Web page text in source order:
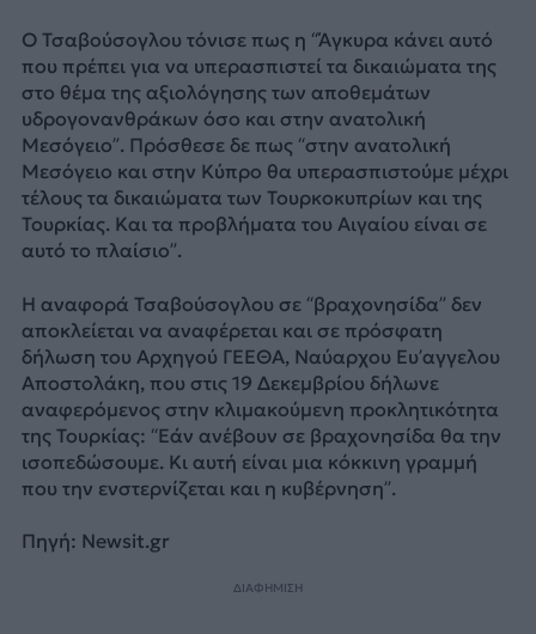
Ο Τσαβούσογλου τόνισε πως η “Άγκυρα κάνει αυτό
που πρέπει για να υπερασπιστεί τα δικαιώματα της
στο θέμα της αξιολόγησης των αποθεμάτων
υδρογονανθράκων όσο και στην ανατολική
Μεσόγειο”. Πρόσθεσε δε πως “στην ανατολική
Μεσόγειο και στην Κύπρο θα υπερασπιστούμε μέχρι
τέλους τα δικαιώματα των Τουρκοκυπρίων και της
Τουρκίας. Και τα προβλήματα του Αιγαίου είναι σε
αυτό το πλαίσιο”.
Η αναφορά Τσαβούσογλου σε “βραχονησίδα” δεν
αποκλείεται να αναφέρεται και σε πρόσφατη
δήλωση του Αρχηγού ΓΕΕΘΑ, Ναύαρχου Ευ’αγγελου
Αποστολάκη, που στις 19 Δεκεμβρίου δήλωνε
αναφερόμενος στην κλιμακούμενη προκλητικότητα
της Τουρκίας: “Εάν ανέβουν σε βραχονησίδα θα την
ισοπεδώσουμε. Κι αυτή είναι μια κόκκινη γραμμή
που την ενστερνίζεται και η κυβέρνηση”.
Πηγή: Newsit.gr
ΔΙΑΦΗΜΙΣΗ